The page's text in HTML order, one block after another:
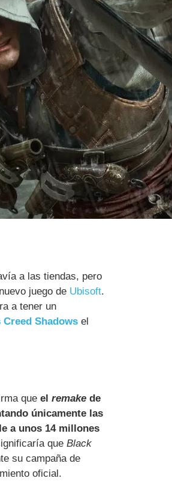
a las tiendas, pero
juego de Ubisoft.
a tener un
Shadows el
que el remake de
únicamente las
a unos 14 millones
que Black
su campaña de
oficial.